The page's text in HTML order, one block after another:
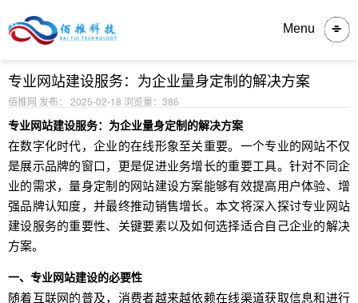
Menu
专业网站建设服务：为企业量身定制的解决方案
佰推网 发布： 2025-02-18 浏览量：386
专业网站建设服务：为企业量身定制的解决方案
在数字化时代，企业的在线形象至关重要。一个专业的网站不仅
是展示品牌的窗口，更是促进业务增长的重要工具。针对不同企
业的需求，量身定制的网站建设方案能够有效提高用户体验、增
强品牌认知度，并最终推动销售增长。本文将深入探讨专业网站
建设服务的重要性、关键要素以及如何选择适合自己企业的解决
方案。
一、专业网站建设的必要性
随着互联网的普及，消费者越来越依赖在线渠道获取信息和进行